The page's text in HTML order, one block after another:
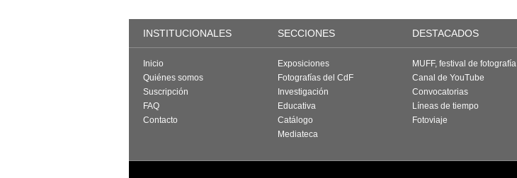
INSTITUCIONALES SECCIONES DESTACADOS
Inicio
Quiénes somos
Suscripción
FAQ
Contacto
Exposiciones
Fotografías del CdF
Investigación
Educativa
Catálogo
Mediateca
MUFF, festival de fotografía
Canal de YouTube
Convocatorias
Líneas de tiempo
Fotoviaje